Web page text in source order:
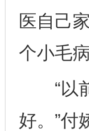
医自己
个小毛
“以前
好。”付